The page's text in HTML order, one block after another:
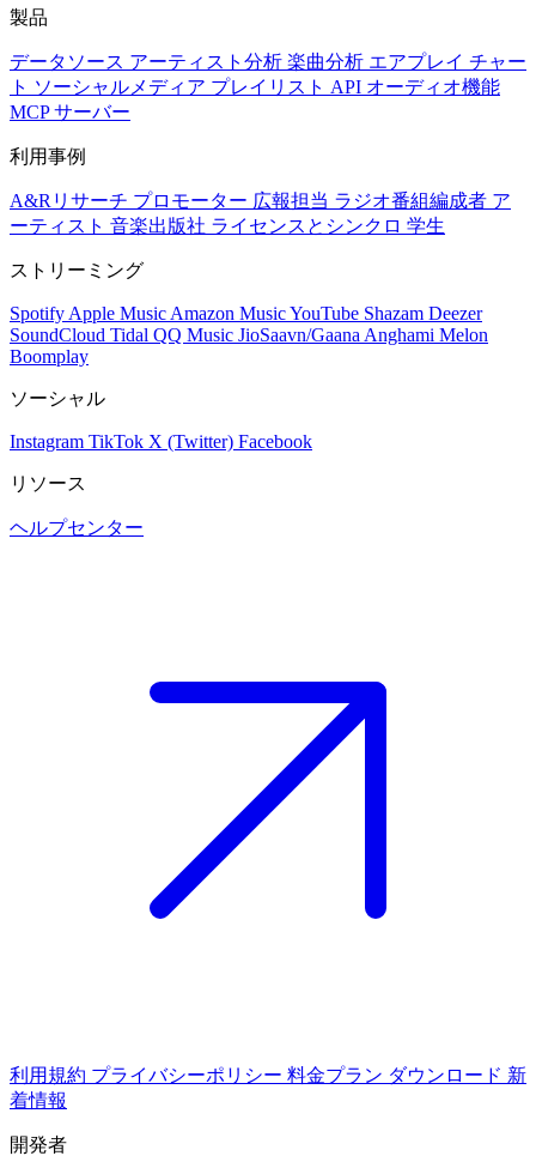
製品
データソース アーティスト分析 楽曲分析 エアプレイ チャー
ト ソーシャルメディア プレイリスト API オーディオ機能
MCP サーバー
利用事例
A&Rリサーチ プロモーター 広報担当 ラジオ番組編成者 ア
ーティスト 音楽出版社 ライセンスとシンクロ 学生
ストリーミング
Spotify Apple Music Amazon MusicYouTube Shazam Deezer
SoundCloud Tidal QQ Music JioSaavn/Gaana Anghami Melon
Boomplay
ソーシャル
Instagram TikTok X (Twitter) Facebook
リソース
ヘルプセンター
利用規約 プライバシーポリシー 料金プラン ダウンロード 新
着情報
開発者